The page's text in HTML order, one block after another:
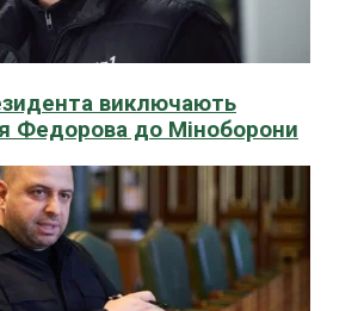
виключають
Федорова до Міноборони